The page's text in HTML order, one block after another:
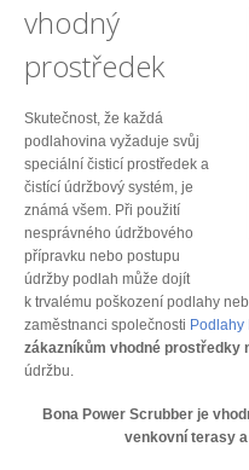
vhodný
prostředek
Skutečnost, že každá
podlahovina vyžaduje svůj
speciální čisticí prostředek a
čistící údržbový systém, je
známá všem. Při použití
nesprávného údržbového
přípravku nebo postupu
údržby podlah může dojít
k trvalému poškození podlahy
zaměstnanci společnosti Podlahy
zákazníkům vhodné prostředky
údržbu.
Bona Power Scrubber je
venkovní terasy